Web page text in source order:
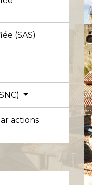
(SAS)
actions